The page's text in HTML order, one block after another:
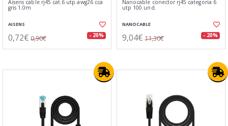
Aisens cable rj45 cat.6 utp awg26 cca
gris 1.0m
AISENS
0,72€ 0,90€ - 20%
Nanocable conector rj45 categoria 6
utp 100 und.
NANOCABLE
9,04€ 11,30€ - 20%